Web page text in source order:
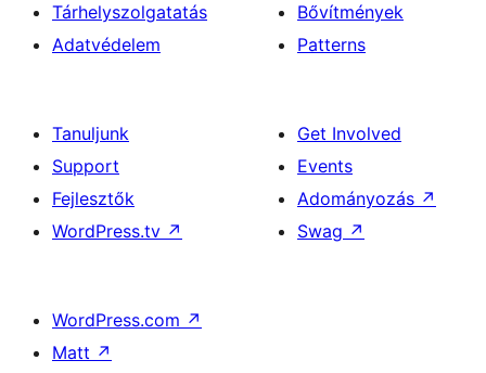
Tárhelyszolgatatás
Adatvédelem
Bővítmények
Patterns
Tanuljunk
Support
Fejlesztők
WordPress.tv ↗
Get Involved
Events
Adományozás ↗
Swag ↗
WordPress.com ↗
Matt ↗